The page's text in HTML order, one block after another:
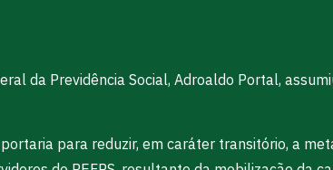
da Previdência Social, Adroaldo Portal,
para reduzir, em caráter transitório, a